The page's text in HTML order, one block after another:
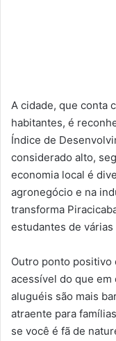
A cidade, que conta
habitantes, é
Índice de
considerado alto,
economia local é
agronegócio e na
transforma
estudantes de
Outro ponto positivo
acessível do que em
aluguéis são mais
atraente para
se você é fã de